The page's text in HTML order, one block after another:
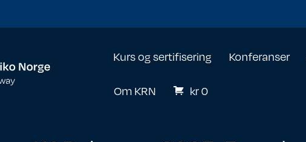
Kurs og sertifisering Konferanser
Om KRN kr0